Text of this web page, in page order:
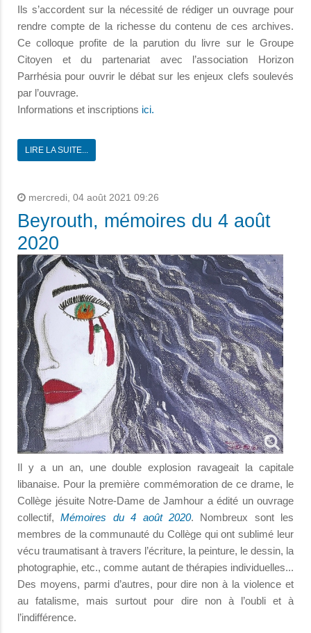
Ils s’accordent sur la nécessité de rédiger un ouvrage pour
rendre compte de la richesse du contenu de ces archives.
Ce colloque profite de la parution du livre sur le Groupe
Citoyen et du partenariat avec l’association Horizon
Parrhésia pour ouvrir le débat sur les enjeux clefs soulevés
par l’ouvrage.
Informations et inscriptions ici.
LIRE LA SUITE...
mercredi, 04 août 2021 09:26
Beyrouth, mémoires du 4 août
2020
Il y a un an, une double explosion ravageait la capitale
libanaise. Pour la première commémoration de ce drame, le
Collège jésuite Notre-Dame de Jamhour a édité un ouvrage
collectif,Mémoires du 4 août 2020. Nombreux sont les
membres de la communauté du Collège qui ont sublimé leur
vécu traumatisant à travers l’écriture, la peinture, le dessin, la
photographie, etc., comme autant de thérapies individuelles...
Des moyens, parmi d’autres, pour dire non à la violence et
au fatalisme, mais surtout pour dire non à l’oubli et à
l’indifférence.